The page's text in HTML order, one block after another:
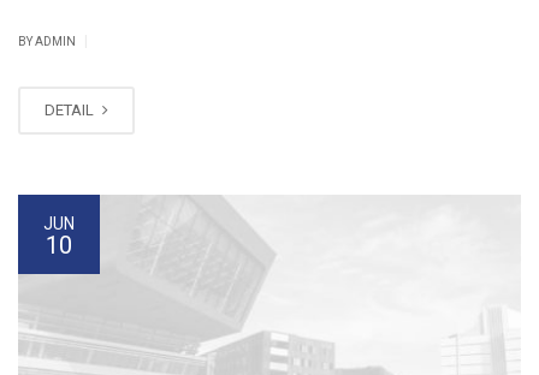
BY ADMIN
DETAIL
JUN
10